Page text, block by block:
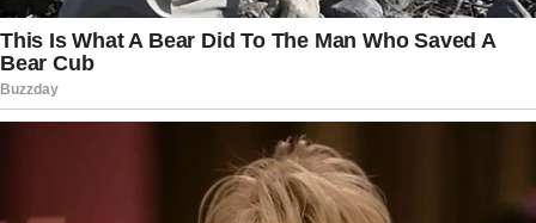
informações sobre seu estado de saúde com
esperança e solidariedade.